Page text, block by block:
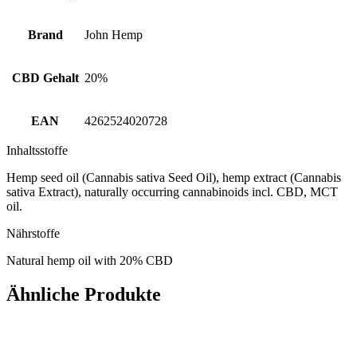
Brand John Hemp
CBD Gehalt 20%
EAN 4262524020728
Inhaltsstoffe
Hemp seed oil (Cannabis sativa Seed Oil), hemp extract (Cannabis
sativa Extract), naturally occurring cannabinoids incl. CBD, MCT
oil.
Nährstoffe
Natural hemp oil with 20% CBD
Ähnliche Produkte